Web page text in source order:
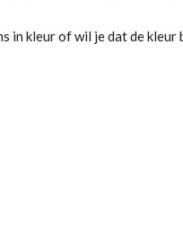
in kleur of wil je dat de